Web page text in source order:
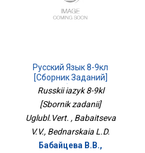
Русский Язык 8-9кл
[Сборник Заданий]
Углубл.Верт.
Russkii iazyk 8-9kl
[Sbornik zadanii]
Uglubl.Vert. , Babaitseva
V.V., Bednarskaia L.D.
Бабайцева В.В.,